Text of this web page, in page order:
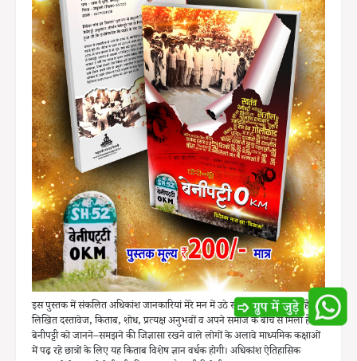
इस पुस्तक में संकलित अधिकांश जानकारियां मेरे मन में उठे सवालों का वह जवाब है, जो
लिखित दस्तावेज, किताब, शोध, प्रत्यक्ष अनुभवों व अपने समाज के बीच से मिला है।
बेनीपट्टी को जानने–समझने की जिज्ञासा रखने वाले लोगों के अलावे माध्यमिक कक्षाओं
में पढ़ रहे छात्रों के लिए यह किताब विशेष ज्ञान वर्धक होगी। अधिकांश ऐतिहासिक